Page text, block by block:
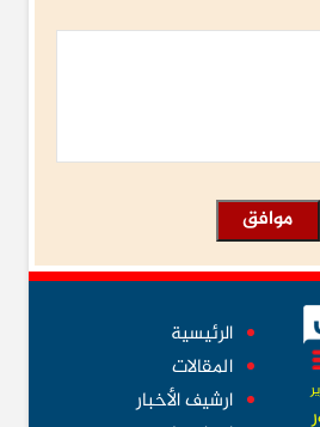
الرئيسية
المقالات
ارشيف الأخبار